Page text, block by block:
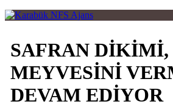
SAFRAN DİKİMİ,
MEYVESİNİ
DEVAM EDİYOR